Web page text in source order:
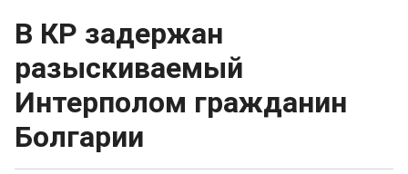
В КР задержан
разыскиваемый
Интерполом гражданин
Болгарии